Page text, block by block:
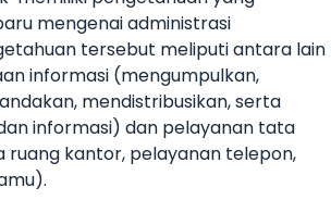
mengenai administrasi
tersebut meliputi antara lain
informasi (mengumpulkan,
mendistribusikan, serta
informasi) dan pelayanan tata
kantor, pelayanan telepon,